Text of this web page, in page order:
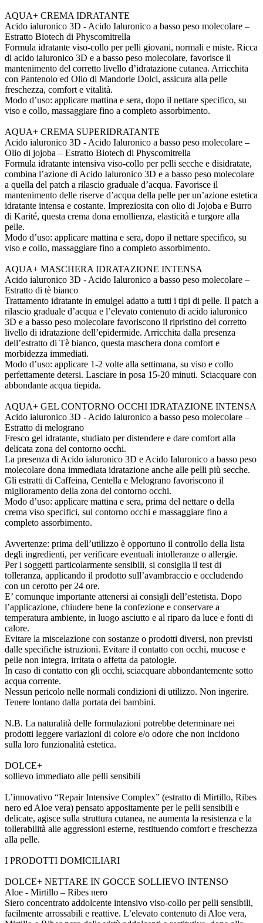
AQUA+ CREMA IDRATANTE
Acido ialuronico 3D - Acido Ialuronico a basso peso molecolare –
Estratto Biotech di Physcomitrella
Formula idratante viso-collo per pelli giovani, normali e miste. Ricca
di acido ialuronico 3D e a basso peso molecolare, favorisce il
mantenimento del corretto livello d’idratazione cutanea. Arricchita
con Pantenolo ed Olio di Mandorle Dolci, assicura alla pelle
freschezza, comfort e vitalità.
Modo d’uso: applicare mattina e sera, dopo il nettare specifico, su
viso e collo, massaggiare fino a completo assorbimento.
AQUA+ CREMA SUPERIDRATANTE
Acido ialuronico 3D - Acido Ialuronico a basso peso molecolare –
Olio di jojoba – Estratto Biotech di Physcomitrella
Formula idratante intensiva viso-collo per pelli secche e disidratate,
combina l’azione di Acido Ialuronico 3D e a basso peso molecolare
a quella del patch a rilascio graduale d’acqua. Favorisce il
mantenimento delle riserve d’acqua della pelle per un’azione estetica
idratante intensa e costante. Impreziosita con olio di Jojoba e Burro
di Karité, questa crema dona emollienza, elasticità e turgore alla
pelle.
Modo d’uso: applicare mattina e sera, dopo il nettare specifico, su
viso e collo, massaggiare fino a completo assorbimento.
AQUA+ MASCHERA IDRATAZIONE INTENSA
Acido ialuronico 3D - Acido Ialuronico a basso peso molecolare –
Estratto di tè bianco
Trattamento idratante in emulgel adatto a tutti i tipi di pelle. Il patch a
rilascio graduale d’acqua e l’elevato contenuto di acido ialuronico
3D e a basso peso molecolare favoriscono il ripristino del corretto
livello di idratazione dell’epidermide. Arricchita dalla presenza
dell’estratto di Tè bianco, questa maschera dona comfort e
morbidezza immediati.
Modo d’uso: applicare 1-2 volte alla settimana, su viso e collo
perfettamente detersi. Lasciare in posa 15-20 minuti. Sciacquare con
abbondante acqua tiepida.
AQUA+ GEL CONTORNO OCCHI IDRATAZIONE INTENSA
Acido ialuronico 3D - Acido Ialuronico a basso peso molecolare –
Estratto di melograno
Fresco gel idratante, studiato per distendere e dare comfort alla
delicata zona del contorno occhi.
La presenza di Acido ialuronico 3D e Acido Ialuronico a basso peso
molecolare dona immediata idratazione anche alle pelli più secche.
Gli estratti di Caffeina, Centella e Melograno favoriscono il
miglioramento della zona del contorno occhi.
Modo d’uso: applicare mattina e sera, prima del nettare o della
crema viso specifici, sul contorno occhi e massaggiare fino a
completo assorbimento.
Avvertenze: prima dell’utilizzo è opportuno il controllo della lista
degli ingredienti, per verificare eventuali intolleranze o allergie.
Per i soggetti particolarmente sensibili, si consiglia il test di
tolleranza, applicando il prodotto sull’avambraccio e occludendo
con un cerotto per 24 ore.
E’ comunque importante attenersi ai consigli dell’estetista. Dopo
l’applicazione, chiudere bene la confezione e conservare a
temperatura ambiente, in luogo asciutto e al riparo da luce e fonti di
calore.
Evitare la miscelazione con sostanze o prodotti diversi, non previsti
dalle specifiche istruzioni. Evitare il contatto con occhi, mucose e
pelle non integra, irritata o affetta da patologie.
In caso di contatto con gli occhi, sciacquare abbondantemente sotto
acqua corrente.
Nessun pericolo nelle normali condizioni di utilizzo. Non ingerire.
Tenere lontano dalla portata dei bambini.
N.B. La naturalità delle formulazioni potrebbe determinare nei
prodotti leggere variazioni di colore e/o odore che non incidono
sulla loro funzionalità estetica.
DOLCE+
sollievo immediato alle pelli sensibili
L’innovativo “Repair Intensive Complex” (estratto di Mirtillo, Ribes
nero ed Aloe vera) pensato appositamente per le pelli sensibili e
delicate, agisce sulla struttura cutanea, ne aumenta la resistenza e la
tollerabilità alle aggressioni esterne, restituendo comfort e freschezza
alla pelle.
I PRODOTTI DOMICILIARI
DOLCE+ NETTARE IN GOCCE SOLLIEVO INTENSO
Aloe - Mirtillo – Ribes nero
Siero concentrato addolcente intensivo viso-collo per pelli sensibili,
facilmente arrossabili e reattive. L’elevato contenuto di Aloe vera,